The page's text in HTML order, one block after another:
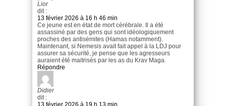
Lior
dit :
13 février 2026 à 16 h 46 min
Ce jeune est en état de mort cérébrale. Il a été
assassiné par des gens qui sont idéologiquement
proches des antisémites (Hamas notamment).
Maintenant, si Nemesis avait fait appel à la LDJ pour
assurer sa sécurité, je pense que les agresseurs
auraient été maitrisés par les as du Krav Maga.
Répondre
Didier
dit :
13 février 2026 à 19 h 13 min